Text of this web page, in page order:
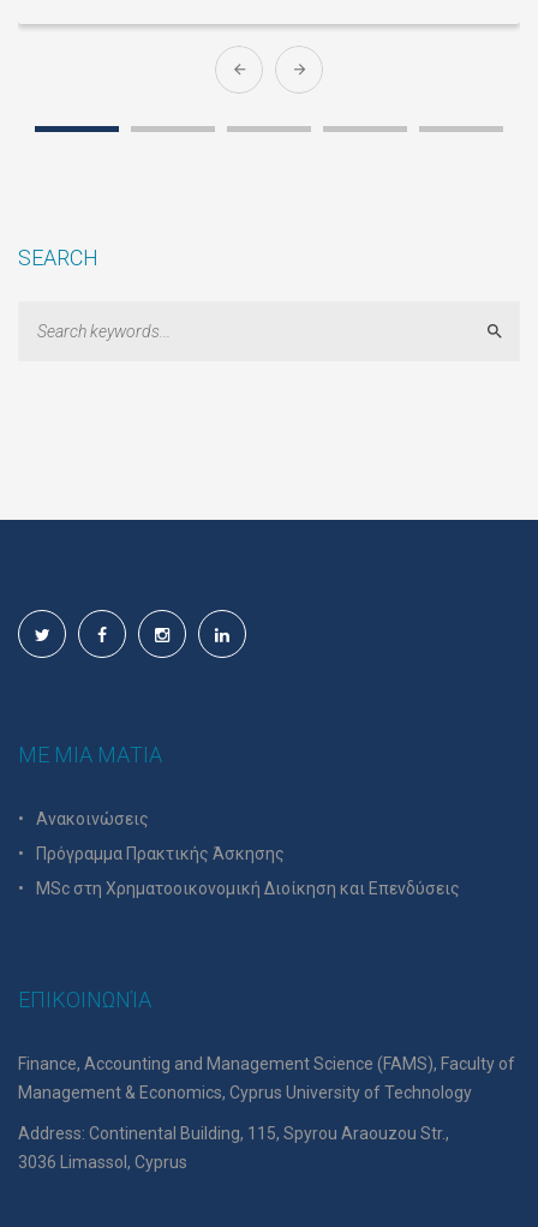
SEARCH
ΜΕ ΜΙΑ ΜΑΤΙΑ
Ανακοινώσεις
Πρόγραμμα Πρακτικής Άσκησης
MSc στη Χρηματοοικονομική Διοίκηση και Επενδύσεις
ΕΠΙΚΟΙΝΩΝΊΑ
Finance, Accounting and Management Science (FAMS), Faculty of
Management & Economics, Cyprus University of Technology
Address: Continental Building, 115, Spyrou Araouzou Str.,
3036 Limassol, Cyprus